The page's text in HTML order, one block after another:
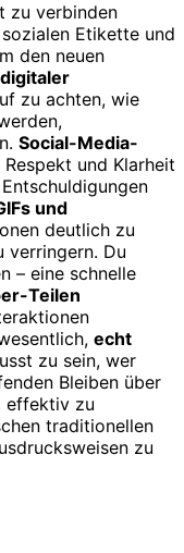
zu verbinden
Etikette und
den neuen
digitaler
zu achten, wie
Social-Media-
und Klarheit
und
deutlich zu
verringern. Du
– eine schnelle
Teilen
echt
zu sein, wer
Bleiben über
effektiv zu
traditionellen
zu